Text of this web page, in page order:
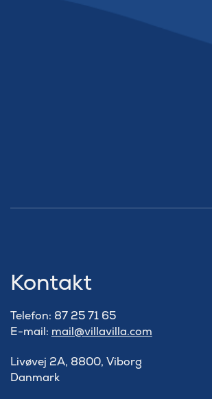
Kontakt
Telefon: 87 25 71 65
E-mail: mail@villavilla.com
Livøvej 2A, 8800, Viborg
Danmark